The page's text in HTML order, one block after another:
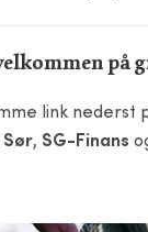
på
link nederst
Sør, SG-Finans